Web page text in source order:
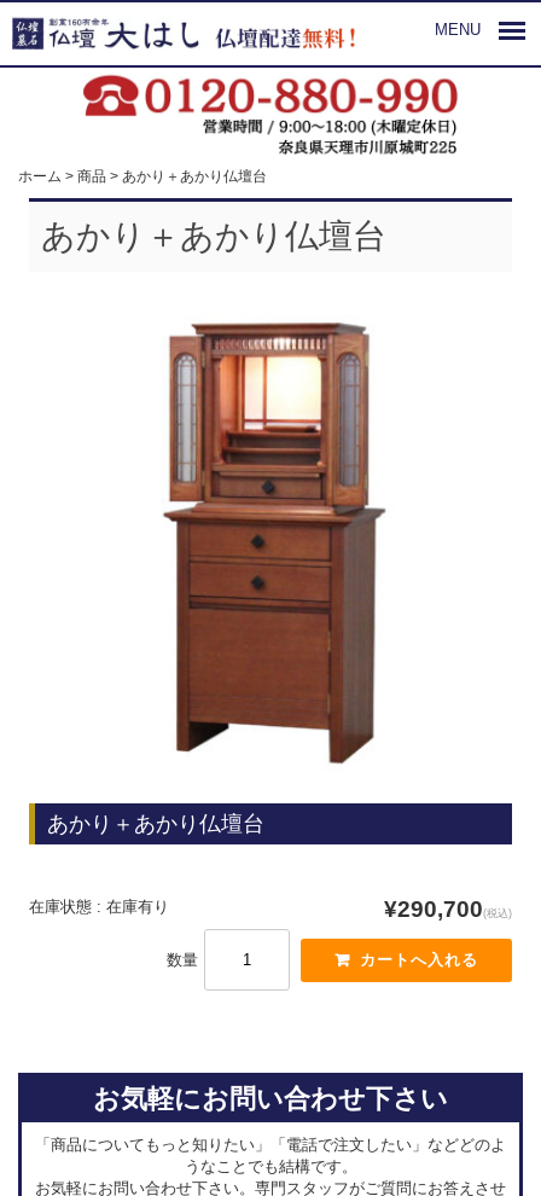
MENU
ホーム > 商品 > あかり＋あかり仏壇台
あかり＋あかり仏壇台
あかり＋あかり仏壇台
在庫状態 : 在庫有り ¥290,700(税込)
数量
お気軽にお問い合わせ下さい
「商品についてもっと知りたい」「電話で注文したい」などどのよ
うなことでも結構です。
お気軽にお問い合わせ下さい。専門スタッフがご質問にお答えさせ